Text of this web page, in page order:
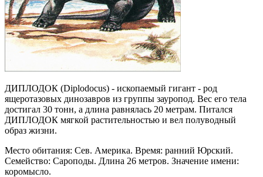
ДИПЛОДОК (Diplodocus) - ископаемый гигант - род
ящеротазовых динозавров из группы зауропод. Вес его тела
достигал 30 тонн, а длина равнялась 20 метрам. Питался
ДИПЛОДОК мягкой растительностью и вел полуводный
образ жизни.
Место обитания: Сев. Америка. Время: ранний Юрский.
Семейство: Сароподы. Длина 26 метров. Значение имени:
коромысло.